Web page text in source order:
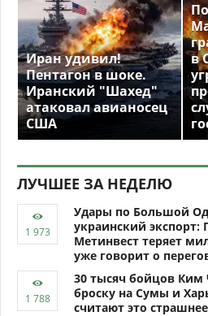
Иран удивил!
Пентагон в шоке.
Иранский "Шахед"
атаковал авианосец
США
в
ЛУЧШЕЕ ЗА НЕДЕЛЮ
Удары по Большой
украинский экспорт:
Метинвест теряет
уже говорит о
30 тысяч бойцов Ким
броску на Сумы и
считают это